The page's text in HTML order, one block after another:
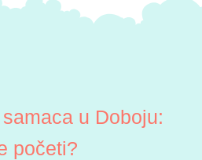
u Doboju:
početi?